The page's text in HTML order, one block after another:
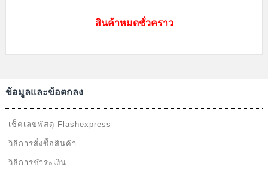
สินค้าหมดชั่วคราว
ข้อมูลและข้อตกลง
เช็คเลขพัสดุ Flashexpress
วิธีการสั่งซื้อสินค้า
วิธีการชำระเงิน